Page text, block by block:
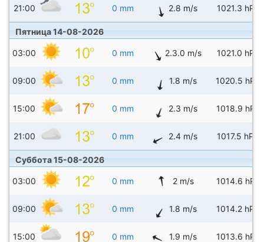
21:00 0 mm 2.8 m/s 1021.3 hPa
Пятница 14-08-2026
03:00 0 mm 2.3.0 m/s 1021.0 hPa
09:00 0 mm 1.8 m/s 1020.5 hPa
15:00 0 mm 2.3 m/s 1018.9 hPa
21:00 0 mm 2.4 m/s 1017.5 hPa
Суббота 15-08-2026
03:00 0 mm 2 m/s 1014.6 hPa
09:00 0 mm 1.8 m/s 1014.2 hPa
15:00 0 mm 1.9 m/s 1013.6 hPa